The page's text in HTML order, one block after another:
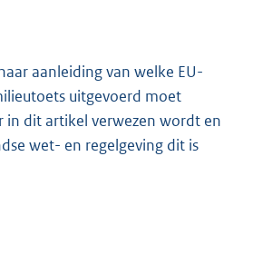
aanleiding van welke EU-
uitgevoerd moet
in dit artikel verwezen wordt en
wet- en regelgeving dit is